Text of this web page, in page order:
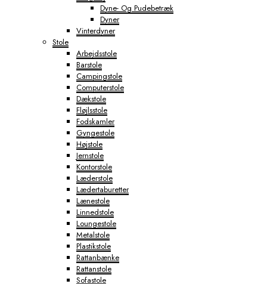
Dyne- Og Pudebetræk
Dyner
Vinterdyner
Stole
Arbejdsstole
Barstole
Campingstole
Computerstole
Dækstole
Fløjlsstole
Fodskamler
Gyngestole
Højstole
Jernstole
Kontorstole
Læderstole
Lædertaburetter
Lænestole
Linnedstole
Loungestole
Metalstole
Plastikstole
Rattanbænke
Rattanstole
Sofastole